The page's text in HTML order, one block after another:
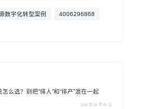
数字化转型案例 4006296868
么选？别把“排人”和“排产”混在一起
2026 年 08 月 05 日